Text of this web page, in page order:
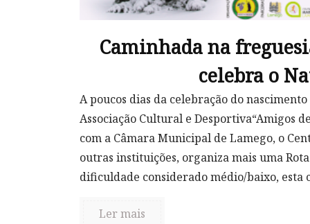
Caminhada na
celebra o
A poucos dias da celebração do nascimento
Associação Cultural e Desportiva“Amigos
com a Câmara Municipal de Lamego, o
outras instituições, organiza mais uma
dificuldade considerado médio/baixo, esta
Ler mais